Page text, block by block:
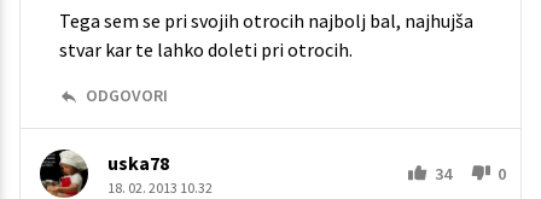
Tega sem se pri svojih otrocih najbolj bal, najhujša
stvar kar te lahko doleti pri otrocih.
ODGOVORI
uska78
18. 02. 2013 10.32
34 0